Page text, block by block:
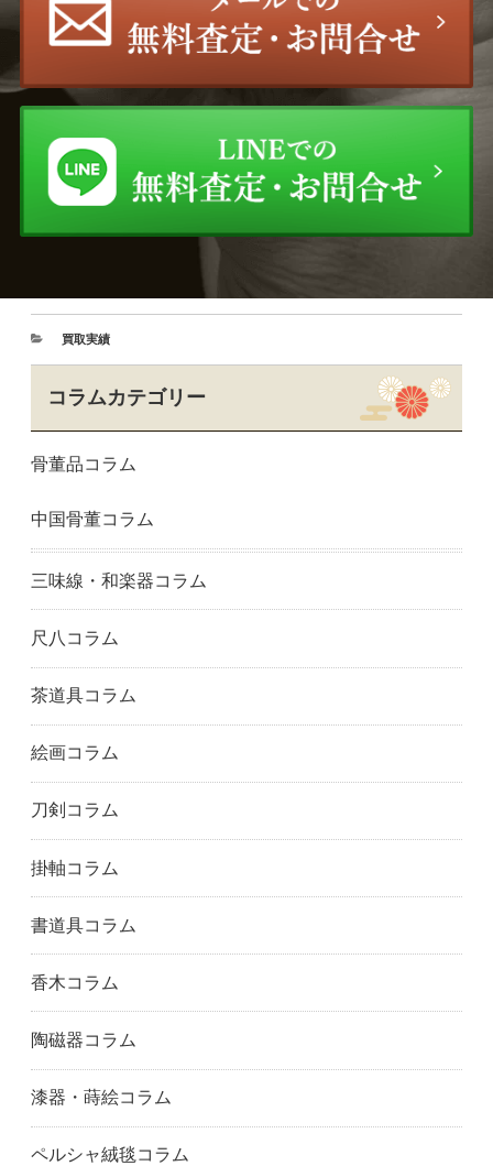
買取実績
コラムカテゴリー
骨董品コラム
中国骨董コラム
三味線・和楽器コラム
尺八コラム
茶道具コラム
絵画コラム
刀剣コラム
掛軸コラム
書道具コラム
香木コラム
陶磁器コラム
漆器・蒔絵コラム
ペルシャ絨毯コラム